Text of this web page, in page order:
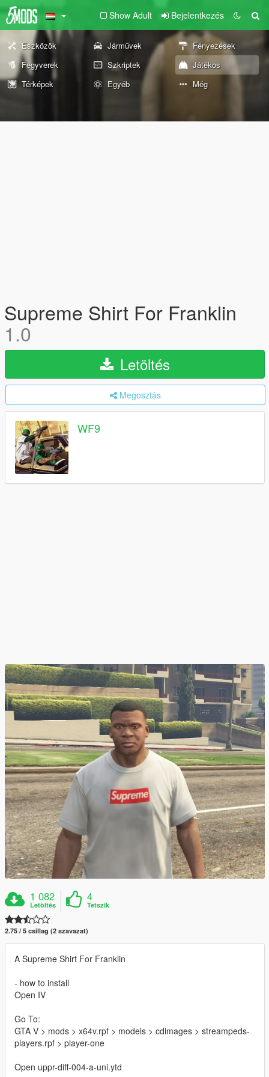
Show Adult Bejelentkezés
Eszközök Járművek
Fényezések
Fegyverek
Szkriptek
Játékos
Térképek
Egyéb Még
Supreme Shirt For Franklin
1.0
Letöltés
Megosztás
WF9
1 082
Letöltés
4
Tetszik
2.75 / 5 csillag (2 szavazat)
A Supreme Shirt For Franklin
- how to install
Open IV
Go To:
GTA V > mods > x64v.rpf > models > cdimages > streampeds-
players.rpf > player-one
Open uppr-diff-004-a-uni.ytd